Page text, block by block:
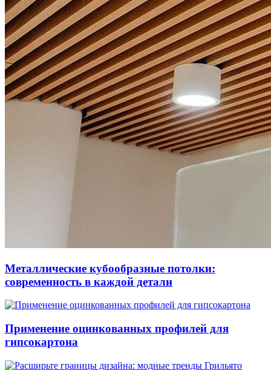
Металлические кубообразные потолки:
современность в каждой детали
Применение оцинкованных профилей для
гипсокартона